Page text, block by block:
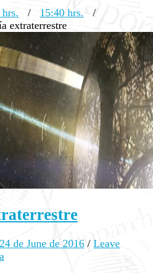
/ 15:40 hrs.
/
extraterrestre
24 de June de 2016 / Leave